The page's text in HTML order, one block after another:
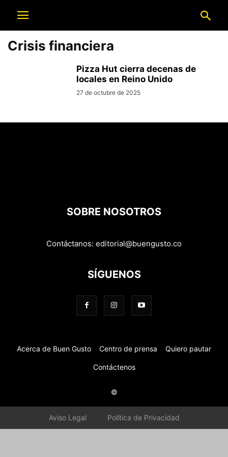
Crisis financiera
Pizza Hut cierra decenas de
locales en Reino Unido
27 de octubre de 2025
SOBRE NOSOTROS
Contáctanos: editorial@buengusto.co
SÍGUENOS
Acerca de Buen Gusto Centro de prensa Quiero pautar
Contáctenos
©
Aviso Legal Política de Privacidad